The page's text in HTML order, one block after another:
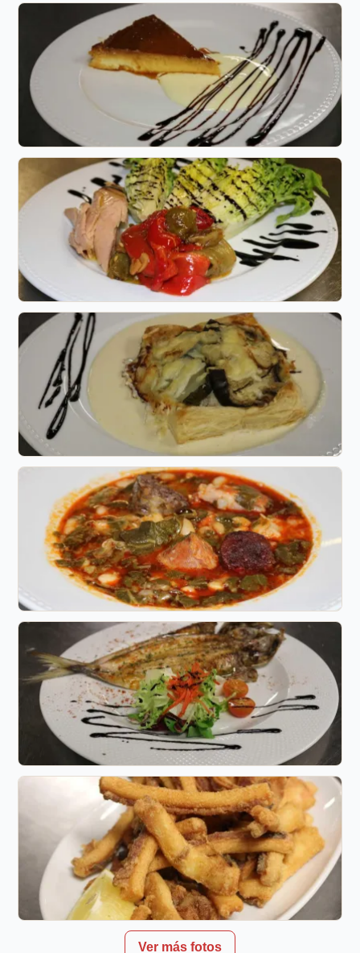
Ver más fotos